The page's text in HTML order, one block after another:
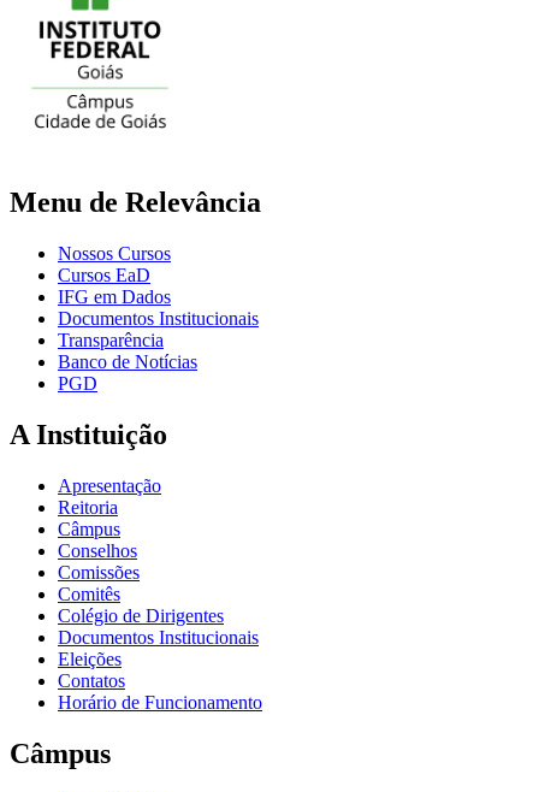
Menu de Relevância
Nossos Cursos
Cursos EaD
IFG em Dados
Documentos Institucionais
Transparência
Banco de Notícias
PGD
A Instituição
Apresentação
Reitoria
Câmpus
Conselhos
Comissões
Comitês
Colégio de Dirigentes
Documentos Institucionais
Eleições
Contatos
Horário de Funcionamento
Câmpus